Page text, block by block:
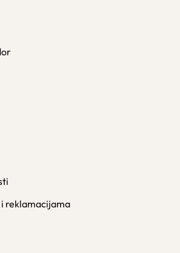
reklamacijama